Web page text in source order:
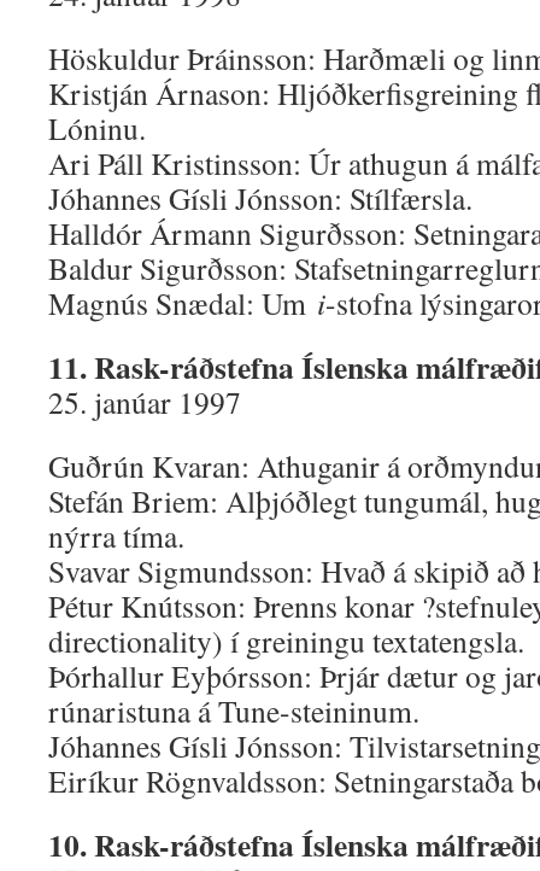
Höskuldur Þráinsson: Harðmæli og
Kristján Árnason: Hljóðkerfisgreining
Lóninu.
Ari Páll Kristinsson: Úr athugun á
Jóhannes Gísli Jónsson: Stílfærsla.
Halldór Ármann Sigurðsson:
Baldur Sigurðsson:
Magnús Snædal: Um i-stofna
11. Rask-ráðstefna Íslenska
25. janúar 1997
Guðrún Kvaran: Athuganir á
Stefán Briem: Alþjóðlegt tungumál,
nýrra tíma.
Svavar Sigmundsson: Hvað á skipið að
Pétur Knútsson: Þrenns konar
directionality) í greiningu textatengsla.
Þórhallur Eyþórsson: Þrjár dætur og
rúnaristuna á Tune-steininum.
Jóhannes Gísli Jónsson:
Eiríkur Rögnvaldsson: Setningarstaða
10. Rask-ráðstefna Íslenska